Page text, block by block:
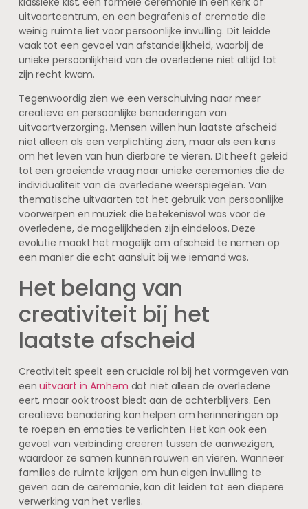
uitvaartcentrum, en een begrafenis of crematie die
weinig ruimte liet voor persoonlijke invulling. Dit leidde
vaak tot een gevoel van afstandelijkheid, waarbij de
unieke persoonlijkheid van de overledene niet altijd tot
zijn recht kwam.
Tegenwoordig zien we een verschuiving naar meer
creatieve en persoonlijke benaderingen van
uitvaartverzorging. Mensen willen hun laatste afscheid
niet alleen als een verplichting zien, maar als een kans
om het leven van hun dierbare te vieren. Dit heeft geleid
tot een groeiende vraag naar unieke ceremonies die de
individualiteit van de overledene weerspiegelen. Van
thematische uitvaarten tot het gebruik van persoonlijke
voorwerpen en muziek die betekenisvol was voor de
overledene, de mogelijkheden zijn eindeloos. Deze
evolutie maakt het mogelijk om afscheid te nemen op
een manier die echt aansluit bij wie iemand was.
Het belang van
creativiteit bij het
laatste afscheid
Creativiteit speelt een cruciale rol bij het vormgeven van
eenuitvaart in Arnhem dat niet alleen de overledene
eert, maar ook troost biedt aan de achterblijvers. Een
creatieve benadering kan helpen om herinneringen op
te roepen en emoties te verlichten. Het kan ook een
gevoel van verbinding creëren tussen de aanwezigen,
waardoor ze samen kunnen rouwen en vieren. Wanneer
families de ruimte krijgen om hun eigen invulling te
geven aan de ceremonie, kan dit leiden tot een diepere
verwerking van het verlies.